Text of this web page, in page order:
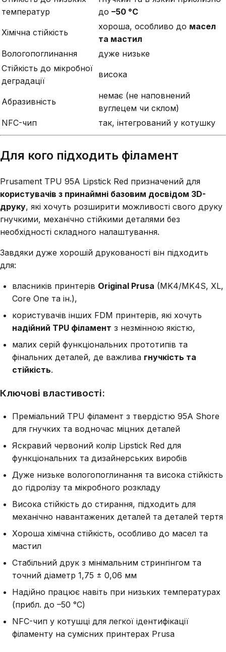
температур
до –50 °C
Хімічна стійкість
хороша, особливо до масел
та мастил
Вологопоглинання
дуже низьке
Стійкість до мікробної
деградації
висока
Абразивність
немає (не наповнений
вуглецем чи склом)
NFC-чип
так, інтегрований у котушку
Для кого підходить філамент
Prusament TPU 95A Lipstick Red призначений для
користувачів з принаймні базовим досвідом 3D-
друку, які хочуть розширити можливості свого друку
гнучкими, механічно стійкими деталями без
необхідності складного налаштування.
Завдяки дуже хорошій друкованості він підходить
для:
власників принтерів Original Prusa (MK4/MK4S, XL,
Core One та ін.),
користувачів інших FDM принтерів, які хочуть
надійний TPU філамент з незмінною якістю,
малих серій функціональних прототипів та
фінальних деталей, де важлива гнучкість та
стійкість.
Ключові властивості:
Преміальний TPU філамент з твердістю 95A Shore
для гнучких та водночас міцних деталей
Яскравий червоний колір Lipstick Red для
функціональних та дизайнерських виробів
Дуже низьке вологопоглинання та висока стійкість
до гідролізу та мікробного розкладу
Висока стійкість до стирання, підходить для
механічно навантажених деталей та деталей тертя
Хороша хімічна стійкість, особливо до масел та
мастил
Стабільний друк з мінімальним стрингінгом та
точний діаметр 1,75 ± 0,06 мм
Надійно працює навіть при низьких температурах
(прибл. до –50 °C)
NFC-чип у котушці для легкої ідентифікації
філаменту на сумісних принтерах Prusa